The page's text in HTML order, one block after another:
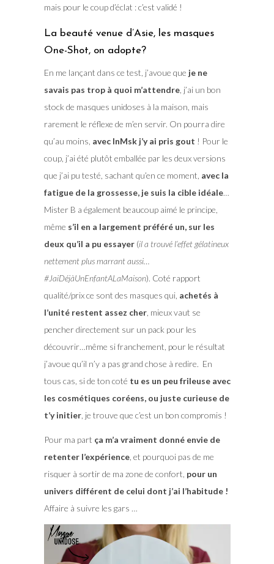
mais pour le coup d’éclat : c’est validé !
La beauté venue d’Asie, les masques
One-Shot, on adopte?
En me lançant dans ce test, j’avoue que je ne
savais pas trop à quoi m’attendre, j’ai un bon
stock de masques unidoses à la maison, mais
rarement le réflexe de m’en servir. On pourra dire
qu’au moins, avec InMsk j’y ai pris gout ! Pour le
coup, j’ai été plutôt emballée par les deux versions
que j’ai pu testé, sachant qu’en ce moment, avec la
fatigue de la grossesse, je suis la cible idéale…
Mister B a également beaucoup aimé le principe,
même s’il en a largement préféré un, sur les
deux qu’il a pu essayer(il a trouvé l’effet gélatineux
nettement plus marrant aussi…
#JaiDéjàUnEnfantALaMaison). Coté rapport
qualité/prix ce sont des masques qui, achetés à
l’unité restent assez cher, mieux vaut se
pencher directement sur un pack pour les
découvrir…même si franchement, pour le résultat
j’avoue qu’il n’y a pas grand chose à redire. En
tous cas, si de ton coté tu es un peu frileuse avec
les cosmétiques coréens, ou juste curieuse de
t’y initier, je trouve que c’est un bon compromis !
Pour ma part ça m’a vraiment donné envie de
retenter l’expérience, et pourquoi pas de me
risquer à sortir de ma zone de confort, pour un
univers différent de celui dont j’ai l’habitude !
Affaire à suivre les gars …